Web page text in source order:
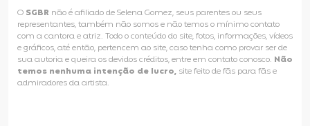
O SGBR não é afiliado de Selena Gomez, seus parentes ou seus
representantes, também não somos e não temos o mínimo contato
com a cantora e atriz. Todo o conteúdo do site, fotos, informações, vídeos
e gráficos, até então, pertencem ao site, caso tenha como provar ser de
sua autoria e queira os devidos créditos, entre em contato conosco. Não
temos nenhuma intenção de lucro, site feito de fãs para fãs e
admiradores da artista.